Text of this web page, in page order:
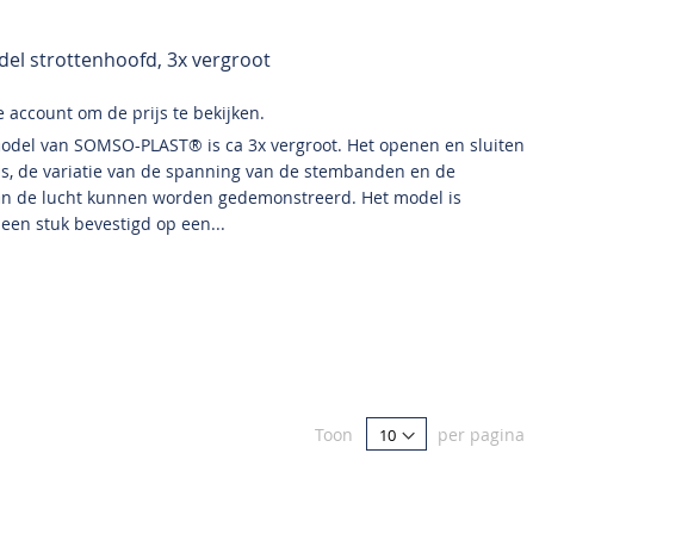
strottenhoofd, 3x vergroot
account om de prijs te bekijken.
van SOMSO-PLAST® is ca 3x vergroot. Het openen en sluiten
de variatie van de spanning van de stembanden en de
de lucht kunnen worden gedemonstreerd. Het model is
stuk bevestigd op een...
Toon per pagina